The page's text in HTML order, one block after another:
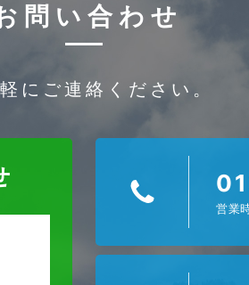
問い合わせ
にご連絡ください。
営業